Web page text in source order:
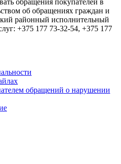
об обращениях граждан и
районный исполнительный
+375 177 73-32-54, +375 177
обращений о нарушении